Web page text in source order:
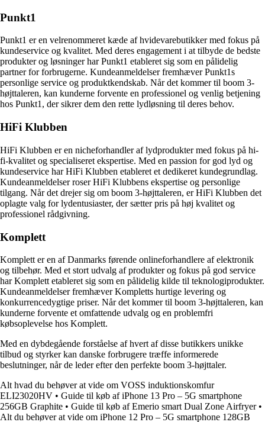
Punkt1
Punkt1 er en velrenommeret kæde af hvidevarebutikker med fokus på
kundeservice og kvalitet. Med deres engagement i at tilbyde de bedste
produkter og løsninger har Punkt1 etableret sig som en pålidelig
partner for forbrugerne. Kundeanmeldelser fremhæver Punkt1s
personlige service og produktkendskab. Når det kommer til boom 3-
højttaleren, kan kunderne forvente en professionel og venlig betjening
hos Punkt1, der sikrer dem den rette lydløsning til deres behov.
HiFi Klubben
HiFi Klubben er en nicheforhandler af lydprodukter med fokus på hi-
fi-kvalitet og specialiseret ekspertise. Med en passion for god lyd og
kundeservice har HiFi Klubben etableret et dedikeret kundegrundlag.
Kundeanmeldelser roser HiFi Klubbens ekspertise og personlige
tilgang. Når det drejer sig om boom 3-højttaleren, er HiFi Klubben det
oplagte valg for lydentusiaster, der sætter pris på høj kvalitet og
professionel rådgivning.
Komplett
Komplett er en af Danmarks førende onlineforhandlere af elektronik
og tilbehør. Med et stort udvalg af produkter og fokus på god service
har Komplett etableret sig som en pålidelig kilde til teknologiprodukter.
Kundeanmeldelser fremhæver Kompletts hurtige levering og
konkurrencedygtige priser. Når det kommer til boom 3-højttaleren, kan
kunderne forvente et omfattende udvalg og en problemfri
købsoplevelse hos Komplett.
Med en dybdegående forståelse af hvert af disse butikkers unikke
tilbud og styrker kan danske forbrugere træffe informerede
beslutninger, når de leder efter den perfekte boom 3-højttaler.
Alt hvad du behøver at vide om VOSS induktionskomfur
ELI23020HV • Guide til køb af iPhone 13 Pro – 5G smartphone
256GB Graphite • Guide til køb af Emerio smart Dual Zone Airfryer•
Alt du behøver at vide om iPhone 12 Pro – 5G smartphone 128GB